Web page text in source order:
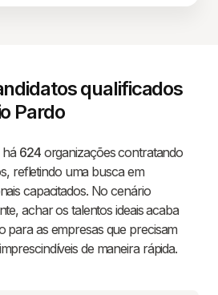
qualificados
Pardo
há 624organizações contratando
refletindo uma busca em
capacitados. No cenário
achar os talentos ideais acaba
para as empresas que precisam
de maneira rápida.